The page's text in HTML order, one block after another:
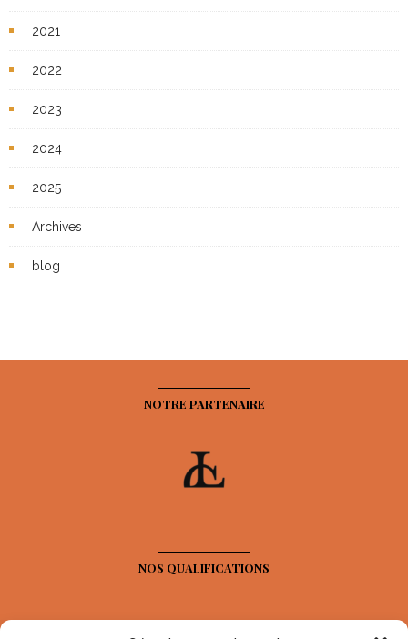
2021
2022
2023
2024
2025
Archives
blog
NOTRE PARTENAIRE
NOS QUALIFICATIONS